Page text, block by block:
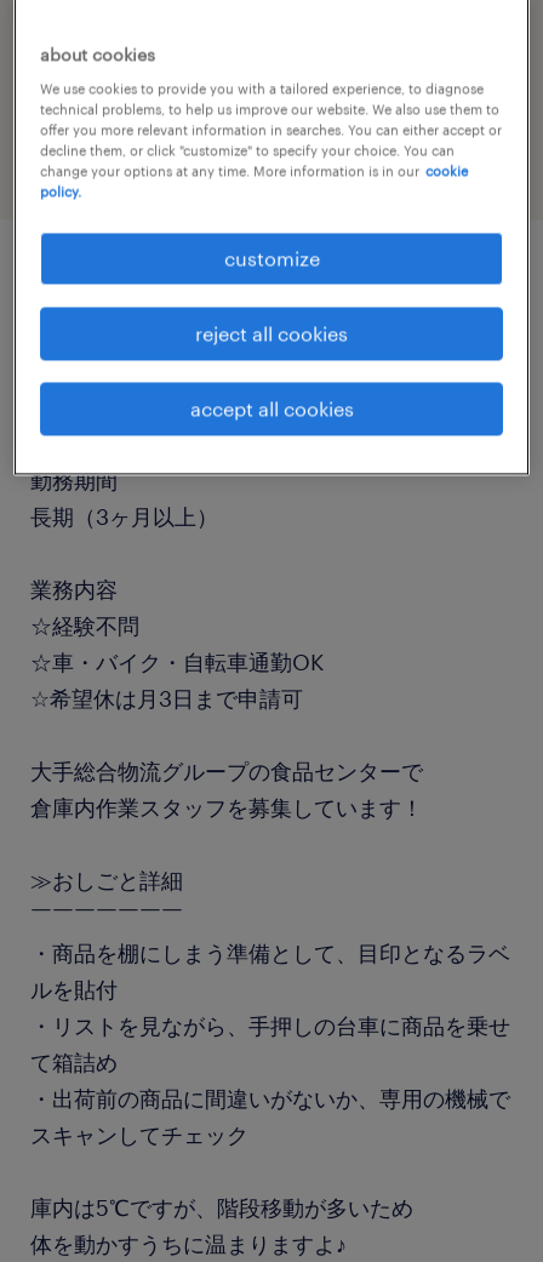
job category
warehousing & distribution
job details
仕分け・ピッキング・梱包
勤務期間
長期（3ヶ月以上）
業務内容
☆経験不問
☆車・バイク・自転車通勤OK
☆希望休は月3日まで申請可
大手総合物流グループの食品センターで
倉庫内作業スタッフを募集しています！
≫おしごと詳細
￣￣￣￣￣￣￣
・商品を棚にしまう準備として、目印となるラベ
ルを貼付
・リストを見ながら、手押しの台車に商品を乗せ
て箱詰め
・出荷前の商品に間違いがないか、専用の機械で
スキャンしてチェック
庫内は5℃ですが、階段移動が多いため
体を動かすうちに温まりますよ♪
about cookies
We use cookies to provide you with a tailored experience, to diagnose
technical problems, to help us improve our website. We also use them to
offer you more relevant information in searches. You can either accept or
decline them, or click "customize" to specify your choice. You can
change your options at any time. More information is in our cookie
policy.
customize
reject all cookies
accept all cookies